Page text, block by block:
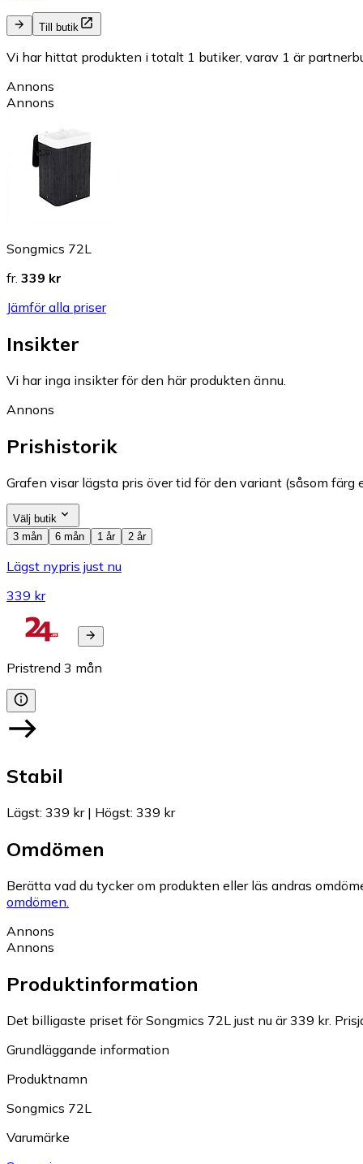
Till butik
Vi har hittat produkten i totalt 1 butiker, varav 1 är
Annons
Annons
Songmics 72L
fr. 339 kr
Jämför alla priser
Insikter
Vi har inga insikter för den här produkten ännu.
Annons
Prishistorik
Grafen visar lägsta pris över tid för den variant (såsom
Välj butik
3 mån
6 mån 1 år 2 år
Lägst nypris just nu
339 kr
Pristrend 3 mån
Stabil
Lägst: 339 kr| Högst: 339 kr
Omdömen
Berätta vad du tycker om produkten eller läs andras
omdömen.
Annons
Annons
Produktinformation
Det billigaste priset för Songmics 72L just nu är 339 kr.
Grundläggande information
Produktnamn
Songmics 72L
Varumärke